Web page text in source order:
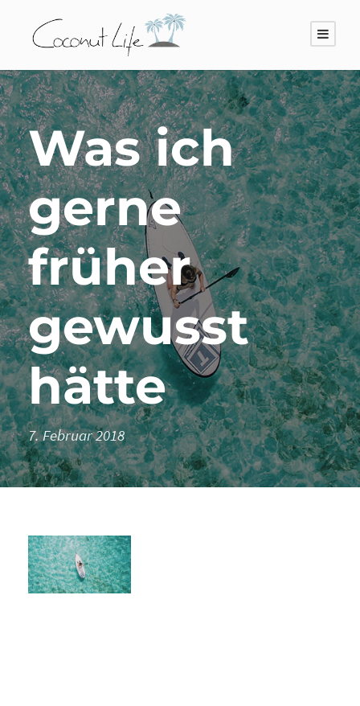
Was ich
gerne
früher
gewusst
hätte
7. Februar 2018